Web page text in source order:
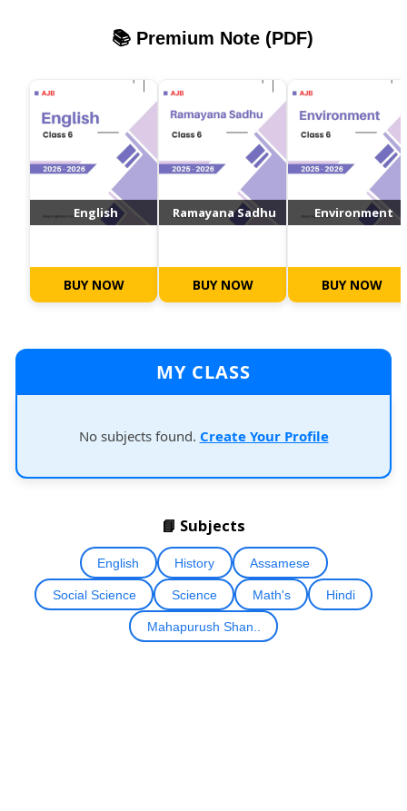
📚 Premium Note (PDF)
English
BUY NOW
Ramayana Sadhu
BUY NOW
Environment
BUY NOW
MY CLASS
No subjects found. Create Your Profile
📘 Subjects
English History Assamese
Social Science Science Math's Hindi
Mahapurush Shan..